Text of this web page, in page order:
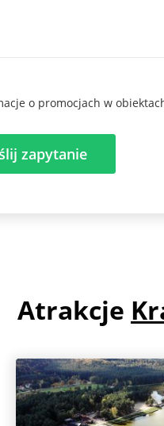
o promocjach w
zapytanie
Atrakcje